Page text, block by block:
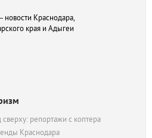
Краснодара,
края и Адыгеи
сверху: репортажи с коптера
Краснодара